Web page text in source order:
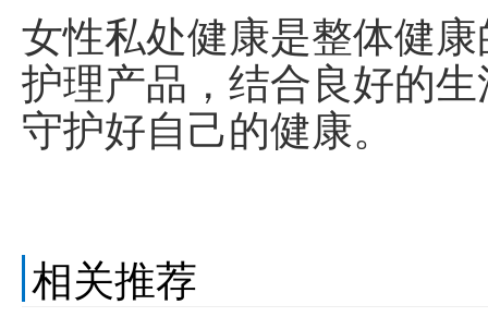
女性私处健康是整体健
护理产品，结合良好的
守护好自己的健康。
相关推荐